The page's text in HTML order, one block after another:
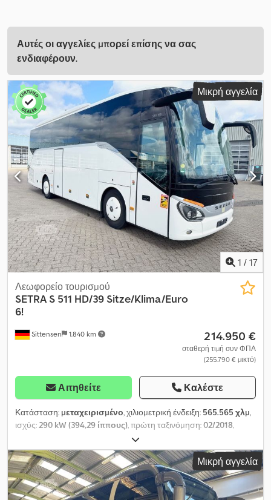
Αυτές οι αγγελίες μπορεί επίσης να σας
ενδιαφέρουν.
Μικρή αγγελία
1 / 17
Sittensen 1.840 km
Λεωφορείο τουρισμού
SETRA S 511 HD/39 Sitze/Klima/Euro
6!
214.950 €
σταθερή τιμή συν ΦΠΑ
(255.790 € μικτό)
Αιτηθείτε Καλέστε
Κατάσταση: μεταχειρισμένο, χιλιομετρική ένδειξη: 565.565 χλμ,
ισχύς: 290 kW (394,29 ίππους) , πρώτη ταξινόμηση:02/2018
, αριθμός θέσεων:
αυτόματο, επόμενος τεχνικός έλεγχος (TÜV):08/2026, κατηγορία
εκπομπών:Euro 6, φρένα:επιβραδυντής, Εξοπλισμός:ABS,
ενσωματωμένη κουζίνα, ηλεκτρονικό πρόγραμμα
ευστάθειας (ESP), κλιματισμός, μπάνιο, σύστημα θέρμανσης
Μικρή αγγελία